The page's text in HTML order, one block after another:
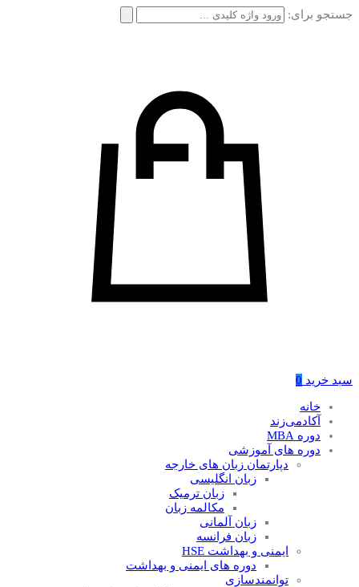
جستجو برای:
سبد خرید 0
خانه
آکادمی‌زند
دوره MBA
دوره های آموزشی
دپارتمان زبان های خارجه
زبان انگلیسی
زبان ترمیک
مکالمه زبان
زبان آلمانی
زبان فرانسه
ایمنی و بهداشت HSE
دوره های ایمنی و بهداشت
توانمندسازی